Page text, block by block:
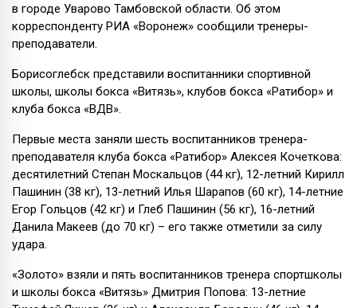
в городе Уварово Тамбовской области. Об этом
корреспонденту РИА «Воронеж» сообщили тренеры-
преподаватели.
Борисоглебск представили воспитанники спортивной
школы, школы бокса «Витязь», клубов бокса «Ратибор» и
клуба бокса «ВДВ».
Первые места заняли шесть воспитанников тренера-
преподавателя клуба бокса «Ратибор» Алексея Кочеткова:
десятилетний Степан Москальцов (44 кг), 12-летний Кирилл
Пашинин (38 кг), 13-летний Илья Шарапов (60 кг), 14-летние
Егор Гольцов (42 кг) и Глеб Пашинин (56 кг), 16-летний
Данила Макеев (до 70 кг) – его также отметили за силу
удара.
«Золото» взяли и пять воспитанников тренера спортшколы
и школы бокса «Витязь» Дмитрия Попова: 13-летние